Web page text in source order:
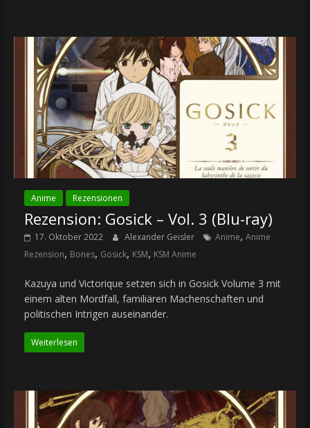
Anime Rezensionen
Rezension: Gosick – Vol. 3 (Blu-ray)
17. Oktober 2022 Alexander Geisler Anime, Anime
Rezension, Bones, Gosick, KSM, KSM Anime
Kazuya und Victorique setzen sich in Gosick Volume 3 mit
einem alten Mordfall, familiären Machenschaften und
politischen Intrigen auseinander.
Weiterlesen